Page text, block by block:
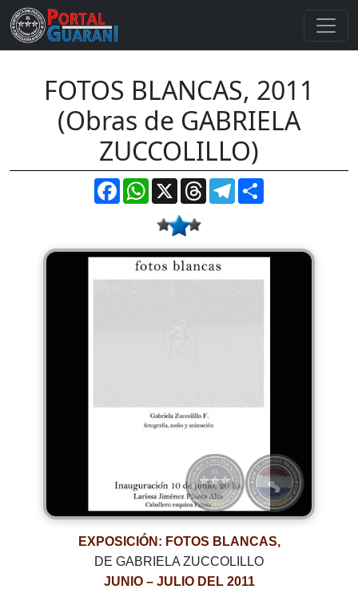
FOTOS BLANCAS, 2011
(Obras de GABRIELA
ZUCCOLILLO)
FacebookWhatsApp
X ThreadsTelegram
EXPOSICIÓN: FOTOS BLANCAS,
DE GABRIELA ZUCCOLILLO
JUNIO – JULIO DEL 2011